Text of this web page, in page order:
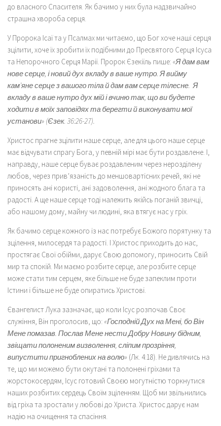
до власного Спасителя. Як бачимо у них була надзвичайно
страшна хвороба серця.
У Пророка Ісаї та у Псалмах ми читаємо, що Бог хоче наші серця
зцілити, хоче їх зробити їх подібними до Пресвятого Серця Ісуса
та Непорочного Серця Марії. Пророк Єзекіїль пише: «Я дам вам
нове серце, і новий дух вкладу в ваше нутро. Я вийму
кам’яне серце з вашого тіла й дам вам серце тілесне. Я
вкладу в ваше нутро дух мій і вчиню так, що ви будете
ходити в моїх заповідях та берегти й виконувати мої
установи» (Єзек. 36:26-27).
Христос прагне зцілити наше серце, але для цього наше серце
має відчувати спрагу Бога, у певній мірі має бути роздавлене. І,
направду, наше серце буває роздавленим через нерозділену
любов, через прив’язаність до меншовартісних речей, які не
приносять ані користі, ані задоволення, ані жодного блага та
радості. А ще наше серце тоді належить якійсь поганій звичці,
або нашому дому, майну чи людині, яка втягує нас у гріх.
Як бачимо серце кожного із нас потребує Божого порятунку та
зцілення, милосердя та радості. І Христос приходить до нас,
простягає Свої обійми, дарує Свою допомогу, приносить Свій
мир та спокій. Ми маємо розбите серце, але розбите серце
може стати тим серцем, яке більше не буде запеклим проти
Істини і більше не буде опиратись Христові.
Євангелист Лука зазначає, що коли Ісус розпочав Своє
служіння, Він проголосив, що: «Господній Дух на Мені, бо Він
Мене помазав. Послав Мене нести Добру Новину бідним,
звіщати полоненим визволення, сліпим прозріння,
випустити пригноблених на волю» (Лк. 4:18). Не дивлячись на
те, що ми можемо бути окутані та полонені гріхами та
жорстокосердям, Ісус готовий Своєю могутністю торкнутися
наших розбитих сердець Своїм зціленням. Щоб ми звільнились
від гріха та зростали у любові до Христа. Христос дарує нам
надію на очищення та спасіння.